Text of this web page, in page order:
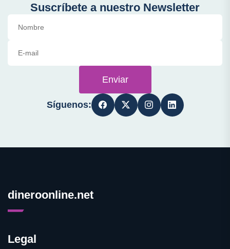
Suscríbete a nuestro Newsletter
Enviar
Síguenos:
dineroonline.net
Legal